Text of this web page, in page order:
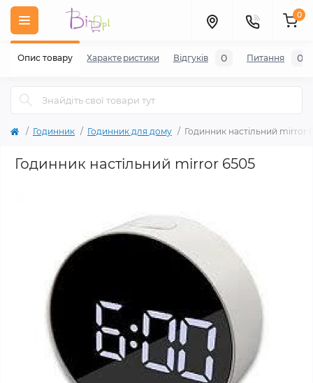
0
Годинник Годинник для дому Годинник настільний mirror
Годинник настільний mirror 6505
Опис товару Характеристики Відгуків 0 Питання 0